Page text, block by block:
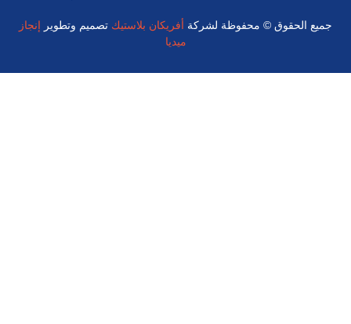
جميع الحقوق © محفوظة لشركة أفريكان بلاستيك تصميم وتطوير إنجاز
ميديا